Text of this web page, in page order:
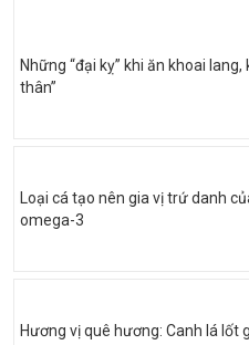
Những “đại kỵ” khi ăn khoai
thân”
Loại cá tạo nên gia vị trứ danh
omega-3
Hương vị quê hương: Canh lá lốt